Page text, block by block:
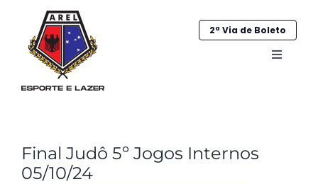
conteúdo
2ª Via de Boleto
Alternar
Larger
Image
Final Judô 5º Jogos Internos
05/10/24